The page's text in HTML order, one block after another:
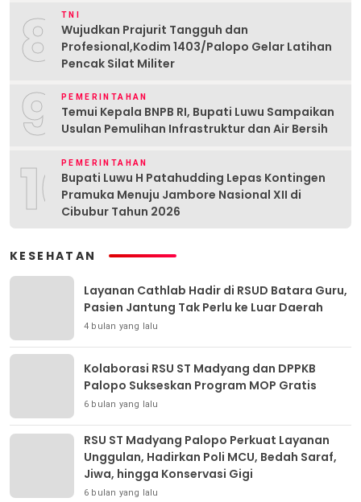
8 TNI
Wujudkan Prajurit Tangguh dan
Profesional,Kodim 1403/Palopo Gelar Latihan
Pencak Silat Militer
9 PEMERINTAHAN
Temui Kepala BNPB RI, Bupati Luwu Sampaikan
Usulan Pemulihan Infrastruktur dan Air Bersih
10PEMERINTAHAN
Bupati Luwu H Patahudding Lepas Kontingen
Pramuka Menuju Jambore Nasional XII di
Cibubur Tahun 2026
KESEHATAN
Layanan Cathlab Hadir di RSUD Batara Guru,
Pasien Jantung Tak Perlu ke Luar Daerah
4 bulan yang lalu
Kolaborasi RSU ST Madyang dan DPPKB
Palopo Sukseskan Program MOP Gratis
6 bulan yang lalu
RSU ST Madyang Palopo Perkuat Layanan
Unggulan, Hadirkan Poli MCU, Bedah Saraf,
Jiwa, hingga Konservasi Gigi
6 bulan yang lalu